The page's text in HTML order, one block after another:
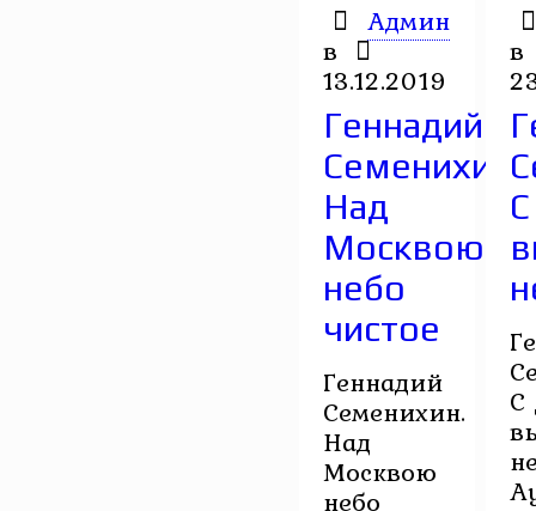
Админ
в
13.12.2019
Геннадий
Семенихин.
Над
Москвою
небо
чистое
Геннадий
Семенихин.
Над
Москвою
небо
в
С